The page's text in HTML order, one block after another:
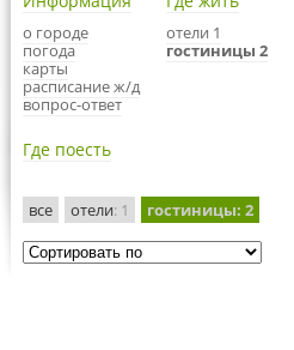
о городе
погода
карты
расписание ж/д
вопрос-ответ
отели 1
гостиницы 2
Где поесть
все отели: 1 гостиницы: 2